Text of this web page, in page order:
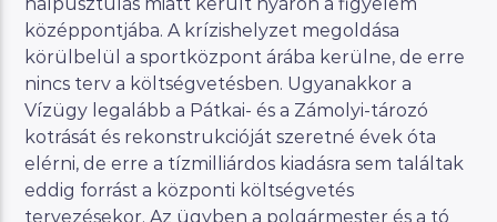
középpontjába. A krízishelyzet megoldása
körülbelül a sportközpont árába kerülne, de erre
nincs terv a költségvetésben. Ugyanakkor a
Vízügy legalább a Pátkai- és a Zámolyi-tározó
kotrását és rekonstrukcióját szeretné évek óta
elérni, de erre a tízmilliárdos kiadásra sem találtak
eddig forrást a központi költségvetés
tervezésekor. Az ügyben a polgármester és a tó